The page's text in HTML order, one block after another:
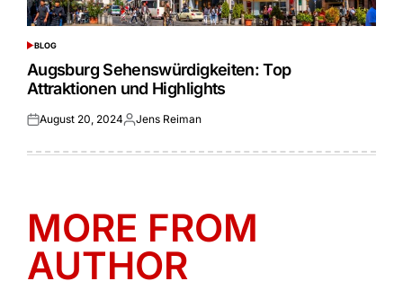
POSTED
IN
BLOG
Augsburg Sehenswürdigkeiten: Top
Attraktionen und Highlights
Posted
August 20, 2024Posted
Jens Reiman
MORE FROM
AUTHOR